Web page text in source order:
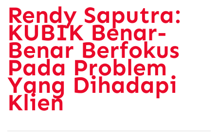
Rendy Saputra:
KUBIK Benar-
Benar Berfokus
Pada Problem
Yang Dihadapi
Klien